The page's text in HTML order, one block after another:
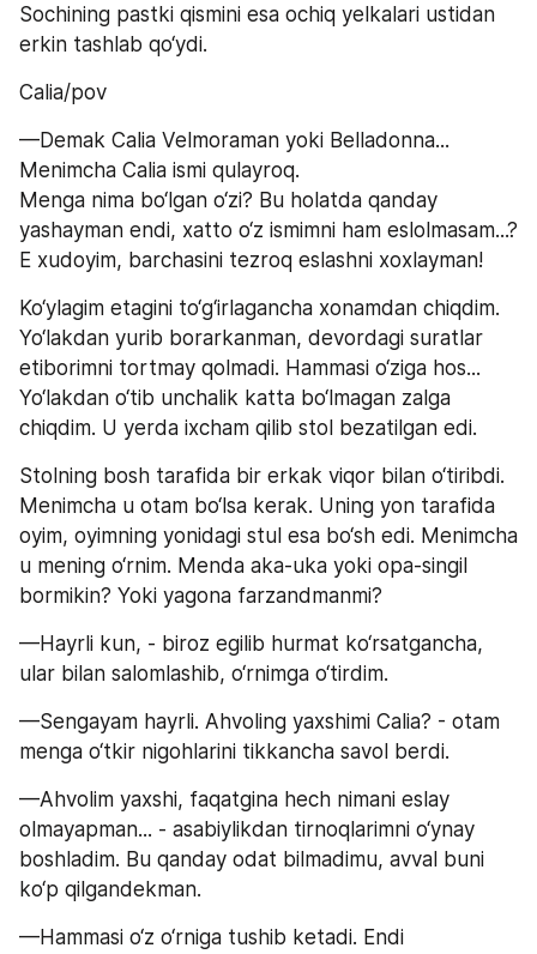
Sochining pastki qismini esa ochiq yelkalari ustidan
erkin tashlab qo‘ydi.
Calia/pov
—Demak Calia Velmoraman yoki Belladonna...
Menimcha Calia ismi qulayroq.
Menga nima bo‘lgan o‘zi? Bu holatda qanday
E xudoyim, barchasini tezroq eslashni xoxlayman!
Ko‘ylagim etagini to‘g‘irlagancha xonamdan chiqdim.
Yo‘lakdan yurib borarkanman, devordagi suratlar
etiborimni tortmay qolmadi. Hammasi o‘ziga hos...
Yo‘lakdan o‘tib unchalik katta bo‘lmagan zalga
chiqdim. U yerda ixcham qilib stol bezatilgan edi.
Stolning bosh tarafida bir erkak viqor bilan o‘tiribdi.
Menimcha u otam bo‘lsa kerak. Uning yon tarafida
oyim, oyimning yonidagi stul esa bo‘sh edi. Menimcha
u mening o‘rnim. Menda aka-uka yoki opa-singil
bormikin? Yoki yagona farzandmanmi?
—Hayrli kun, - biroz egilib hurmat ko‘rsatgancha,
ular bilan salomlashib, o‘rnimga o‘tirdim.
—Sengayam hayrli. Ahvoling yaxshimi Calia? - otam
menga o‘tkir nigohlarini tikkancha savol berdi.
—Ahvolim yaxshi, faqatgina hech nimani eslay
olmayapman... - asabiylikdan tirnoqlarimni o‘ynay
boshladim. Bu qanday odat bilmadimu, avval buni
ko‘p qilgandekman.
—Hammasi o‘z o‘rniga tushib ketadi. Endi